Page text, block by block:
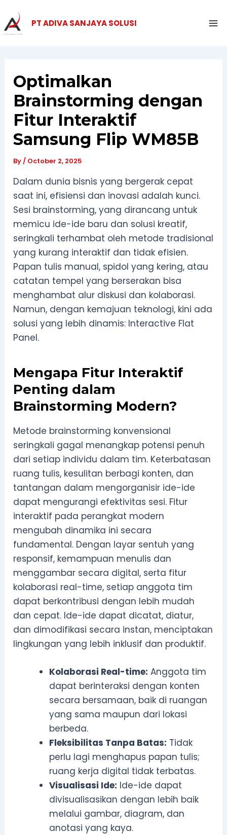
to
content
PT ADIVA SANJAYA SOLUSI
Optimalkan
Brainstorming dengan
Fitur Interaktif
Samsung Flip WM85B
By/ October 2, 2025
Dalam dunia bisnis yang bergerak cepat
saat ini, efisiensi dan inovasi adalah kunci.
Sesi brainstorming, yang dirancang untuk
memicu ide-ide baru dan solusi kreatif,
seringkali terhambat oleh metode tradisional
yang kurang interaktif dan tidak efisien.
Papan tulis manual, spidol yang kering, atau
catatan tempel yang berserakan bisa
menghambat alur diskusi dan kolaborasi.
Namun, dengan kemajuan teknologi, kini ada
solusi yang lebih dinamis: Interactive Flat
Panel.
Mengapa Fitur Interaktif
Penting dalam
Brainstorming Modern?
Metode brainstorming konvensional
seringkali gagal menangkap potensi penuh
dari setiap individu dalam tim. Keterbatasan
ruang tulis, kesulitan berbagi konten, dan
tantangan dalam mengorganisir ide-ide
dapat mengurangi efektivitas sesi. Fitur
interaktif pada perangkat modern
mengubah dinamika ini secara
fundamental. Dengan layar sentuh yang
responsif, kemampuan menulis dan
menggambar secara digital, serta fitur
kolaborasi real-time, setiap anggota tim
dapat berkontribusi dengan lebih mudah
dan cepat. Ide-ide dapat dicatat, diatur,
dan dimodifikasi secara instan, menciptakan
lingkungan yang lebih inklusif dan produktif.
Kolaborasi Real-time: Anggota tim
dapat berinteraksi dengan konten
secara bersamaan, baik di ruangan
yang sama maupun dari lokasi
berbeda.
Fleksibilitas Tanpa Batas: Tidak
perlu lagi menghapus papan tulis;
ruang kerja digital tidak terbatas.
Visualisasi Ide: Ide-ide dapat
divisualisasikan dengan lebih baik
melalui gambar, diagram, dan
anotasi yang kaya.